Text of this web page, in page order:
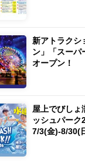
新アトラクシ
ン」「スーパ
オープン！
屋上でびしょ
ッシュパーク
7/3(金)-8/30(